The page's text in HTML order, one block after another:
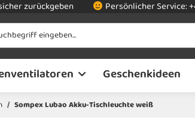
zurückgeben Persönlicher Service:
Geschenkideen
Sompex Lubao Akku-Tischleuchte weiß